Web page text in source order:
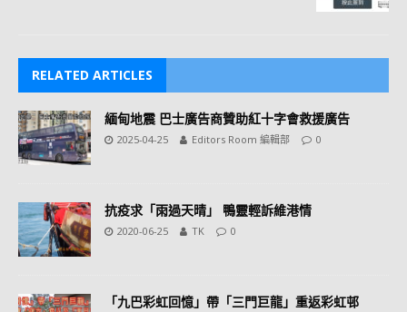
RELATED ARTICLES
緬甸地震 巴士廣告商贊助紅十字會救援廣告
2025-04-25 Editors Room 編輯部 0
抗疫求「雨過天晴」 鴨靈輕訴維港情
2020-06-25 TK 0
「九巴彩虹回憶」帶「三門巨龍」重返彩虹邨